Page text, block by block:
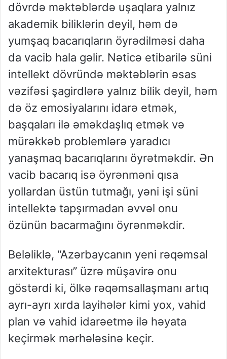
dövrdə məktəblərdə uşaqlara yalnız
akademik biliklərin deyil, həm də
yumşaq bacarıqların öyrədilməsi daha
da vacib hala gəlir. Nəticə etibarilə süni
intellekt dövründə məktəblərin əsas
vəzifəsi şagirdlərə yalnız bilik deyil, həm
də öz emosiyalarını idarə etmək,
başqaları ilə əməkdaşlıq etmək və
mürəkkəb problemlərə yaradıcı
yanaşmaq bacarıqlarını öyrətməkdir. Ən
vacib bacarıq isə öyrənməni qısa
yollardan üstün tutmağı, yəni işi süni
intellektə tapşırmadan əvvəl onu
özünün bacarmağını öyrənməkdir.
Beləliklə, “Azərbaycanın yeni rəqəmsal
arxitekturası” üzrə müşavirə onu
göstərdi ki, ölkə rəqəmsallaşmanı artıq
ayrı-ayrı xırda layihələr kimi yox, vahid
plan və vahid idarəetmə ilə həyata
keçirmək mərhələsinə keçir.